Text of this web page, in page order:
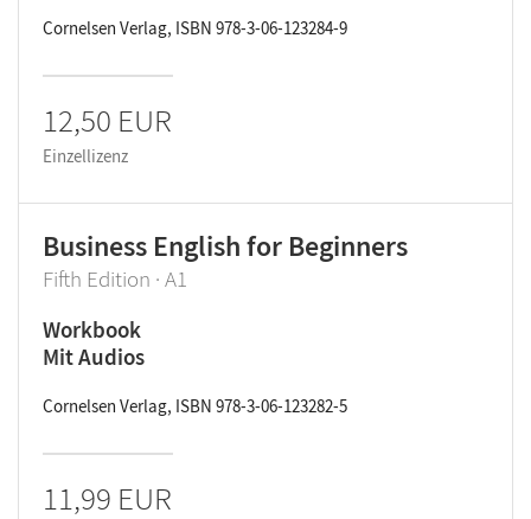
Cornelsen Verlag, ISBN 978-3-06-123284-9
12,50 EUR
Einzellizenz
Business English for Beginners
Fifth Edition · A1
Workbook
Mit Audios
Cornelsen Verlag, ISBN 978-3-06-123282-5
11,99 EUR